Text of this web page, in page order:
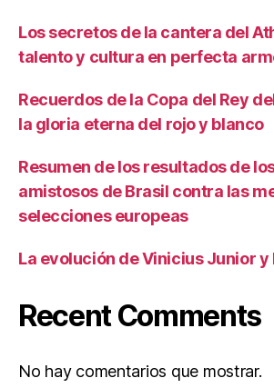
Los secretos de la cantera del
talento y cultura en perfecta
Recuerdos de la Copa del Rey
la gloria eterna del rojo y blanco
Resumen de los resultados de
amistosos de Brasil contra las
selecciones europeas
La evolución de Vinicius Junior y
Recent Comments
No hay comentarios que mostrar.